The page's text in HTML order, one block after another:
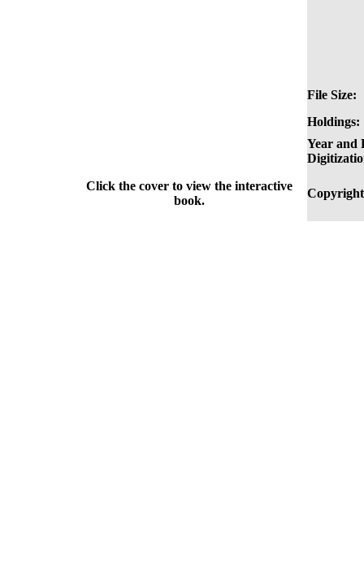
File Size:
Holdings:
Year and
Click the cover to view the interactive
book.